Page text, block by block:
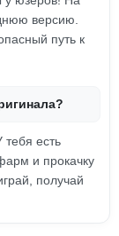
версию.
путь к
есть
и прокачку
получай